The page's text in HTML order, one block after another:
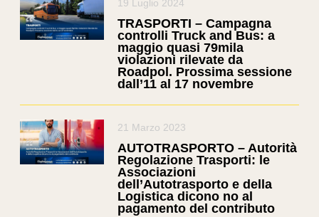
19 Luglio 2024
TRASPORTI – Campagna
controlli Truck and Bus: a
maggio quasi 79mila
violazioni rilevate da
Roadpol. Prossima sessione
dall’11 al 17 novembre
21 Marzo 2023
AUTOTRASPORTO – Autorità
Regolazione Trasporti: le
Associazioni
dell’Autotrasporto e della
Logistica dicono no al
pagamento del contributo